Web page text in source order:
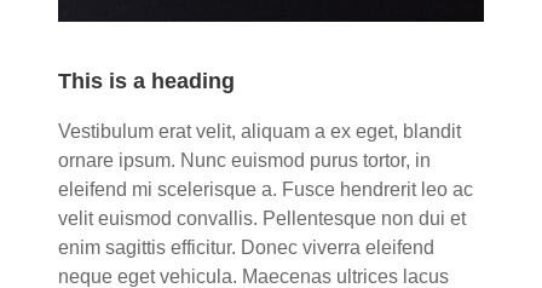
This is a heading
Vestibulum erat velit, aliquam a ex eget, blandit
ornare ipsum. Nunc euismod purus tortor, in
eleifend mi scelerisque a. Fusce hendrerit leo ac
velit euismod convallis. Pellentesque non dui et
enim sagittis efficitur. Donec viverra eleifend
neque eget vehicula. Maecenas ultrices lacus